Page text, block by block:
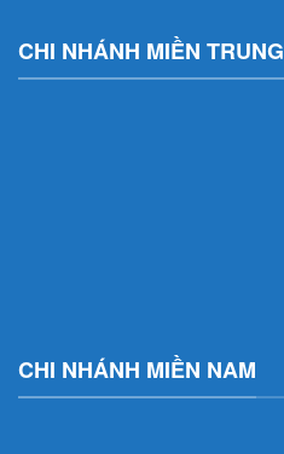
CHI NHÁNH MIỀN TRUNG
CHI NHÁNH MIỀN NAM